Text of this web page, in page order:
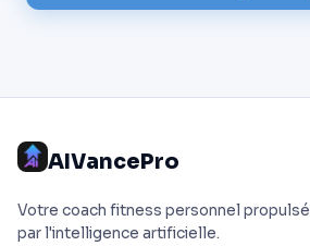
AIVancePro
Votre coach fitness personnel propulsé
par l'intelligence artificielle.